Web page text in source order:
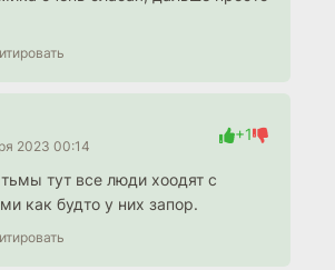
2023 00:14
+1
тьмы тут все люди хоодят с
как будто у них запор.